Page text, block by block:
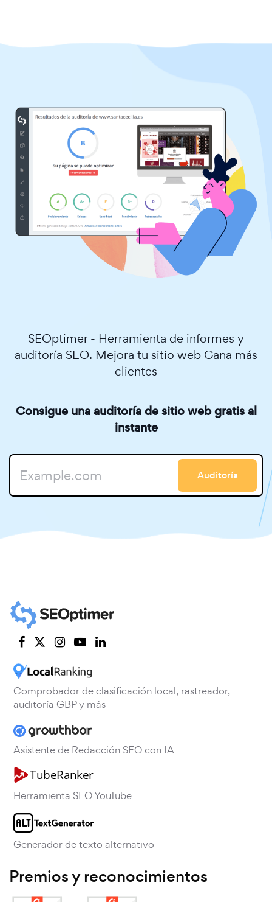
SEOptimer - Herramienta de informes y
auditoría SEO. Mejora tu sitio web Gana más
clientes
Consigue una auditoría de sitio web gratis al
instante
Auditoría
Comprobador de clasificación local, rastreador,
auditoría GBP y más
Asistente de Redacción SEO con IA
Herramienta SEO YouTube
Generador de texto alternativo
Premios y reconocimientos